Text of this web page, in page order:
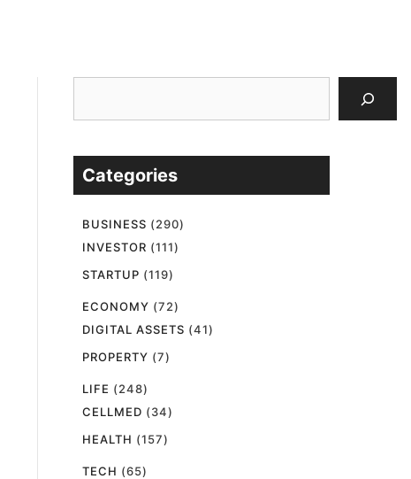
색
Categories
BUSINESS (290)
INVESTOR (111)
STARTUP (119)
ECONOMY (72)
DIGITAL ASSETS (41)
PROPERTY (7)
LIFE (248)
CELLMED (34)
HEALTH (157)
TECH (65)